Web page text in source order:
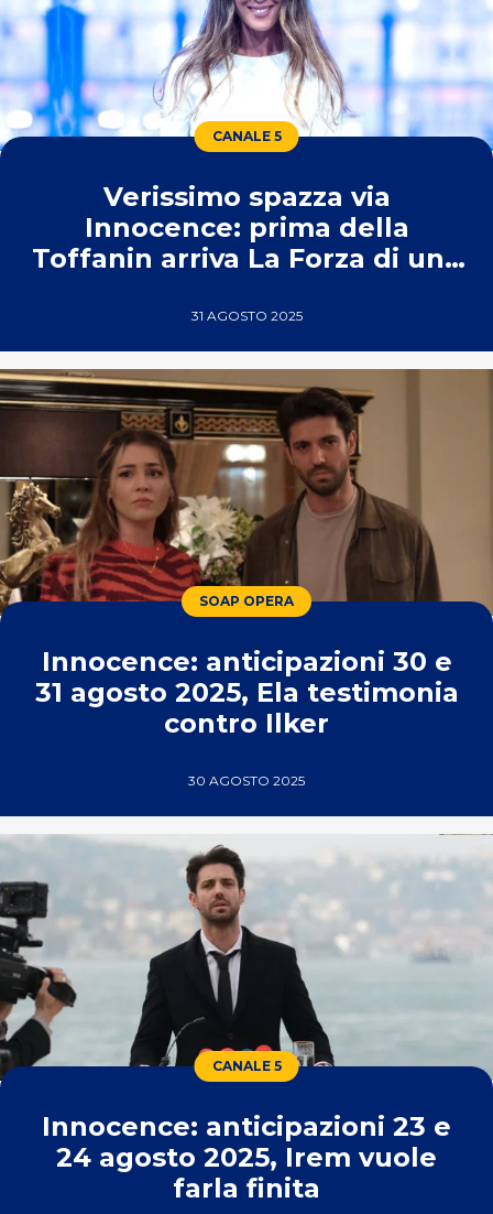
CANALE 5
Verissimo spazza via
Innocence: prima della
Toffanin arriva La Forza di una
31 AGOSTO 2025
SOAP OPERA
Innocence: anticipazioni 30 e
31 agosto 2025, Ela testimonia
contro Ilker
30 AGOSTO 2025
CANALE 5
Innocence: anticipazioni 23 e
24 agosto 2025, Irem vuole
farla finita